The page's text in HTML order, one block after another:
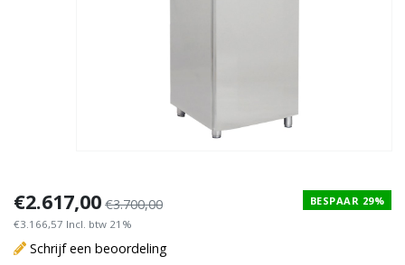
€2.617,00 €3.700,00
€3.166,57 Incl. btw 21%
BESPAAR 29%
Schrijf een beoordeling